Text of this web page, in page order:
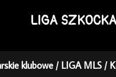
LIGA
klubowe /LIGA MLS /